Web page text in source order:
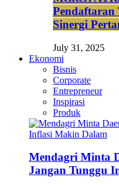
Pendaftaran
Sinergi
July 31, 2025
Ekonomi
Bisnis
Corporate
Entrepreneur
Inspirasi
Produk
Mendagri Minta
Jangan Tunggu